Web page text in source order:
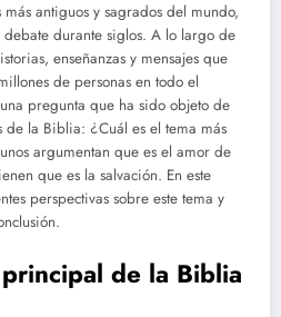
antiguos y sagrados del mundo,
durante siglos. A lo largo de
enseñanzas y mensajes que
de personas en todo el
pregunta que ha sido objeto de
de la Biblia: ¿Cuál es el tema más
argumentan que es el amor de
que es la salvación. En este
perspectivas sobre este tema y
de la Biblia